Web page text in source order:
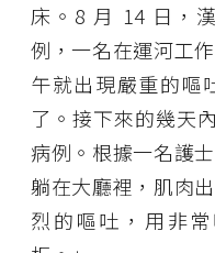
床。8 月 14 日，
例，一名在運河工
午就出現嚴重的嘔
了。接下來的幾天
病例。根據一名護
躺在大廳裡，肌肉
烈的嘔吐，用非